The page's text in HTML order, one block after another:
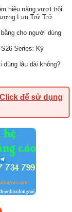
hiệu năng vượt trội
Lưu Trữ Trở
cho người dùng
Series: Kỷ
lâu dài không?
Click để sử dụng